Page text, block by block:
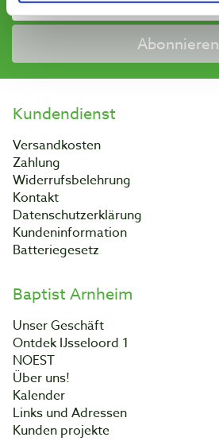
Abonnieren
Kundendienst
Versandkosten
Zahlung
Widerrufsbelehrung
Kontakt
Datenschutzerklärung
Kundeninformation
Batteriegesetz
Baptist Arnheim
Unser Geschäft
Ontdek IJsseloord 1
NOEST
Über uns!
Kalender
Links und Adressen
Kunden projekte